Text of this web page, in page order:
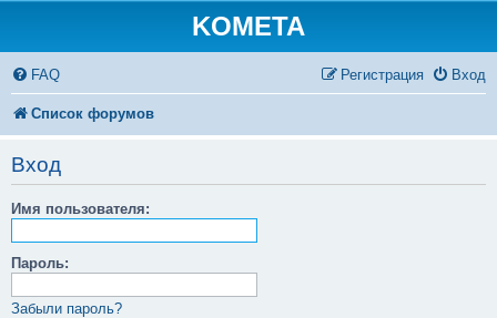
KOMETA
FAQ Вход
Регистрация
Список форумов
Вход
Имя пользователя:
Пароль:
Забыли пароль?